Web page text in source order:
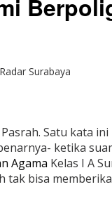
Pasrah. Satu kata
ketika
Agama Kelas I A
tak bisa